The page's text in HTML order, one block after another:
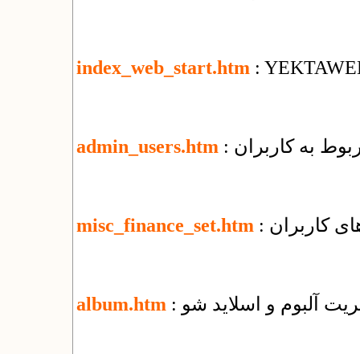
index_web_start.htm :
admin_users.htm به کاربران
misc_finance_set.htm کاربران
album.htm آلبوم و اسلاید شو